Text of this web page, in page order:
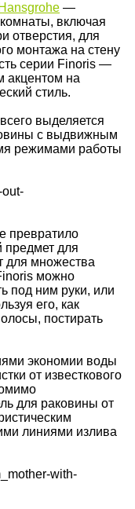
Hansgrohe —
включая
отверстия, для
монтажа на стену
серии Finoris —
акцентом на
стиль.
выделяется
с выдвижным
режимами работы
превратило
предмет для
для множества
можно
под ним руки, или
его, как
постирать
экономии воды
от известкового
для раковины от
линиями излива